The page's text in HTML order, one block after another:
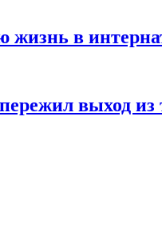
жизнь в
выход из